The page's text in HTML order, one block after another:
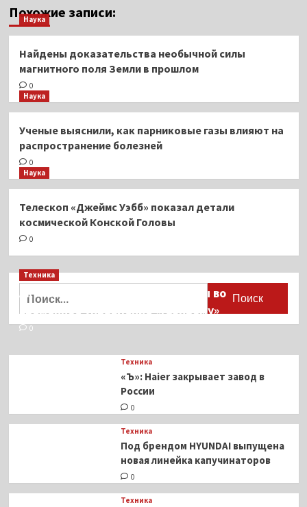
Похожие записи:
Наука
Найдены доказательства необычной силы
магнитного поля Земли в прошлом
0
Наука
Ученые выяснили, как парниковые газы влияют на
распространение болезней
0
Наука
Телескоп «Джеймс Уэбб» показал детали
космической Конской Головы
0
Техника
Активы Ariston и Bosch переданы во
временное управление «Газпрому»
0
Техника
«Ъ»: Haier закрывает завод в
России
0
Техника
Под брендом HYUNDAI выпущена
новая линейка капучинаторов
0
Техника